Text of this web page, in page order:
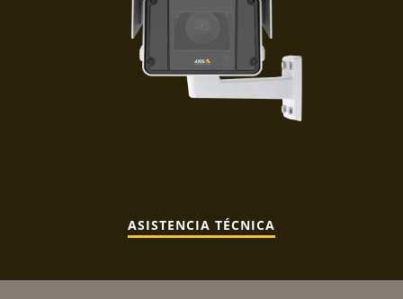
ASISTENCIA TÉCNICA